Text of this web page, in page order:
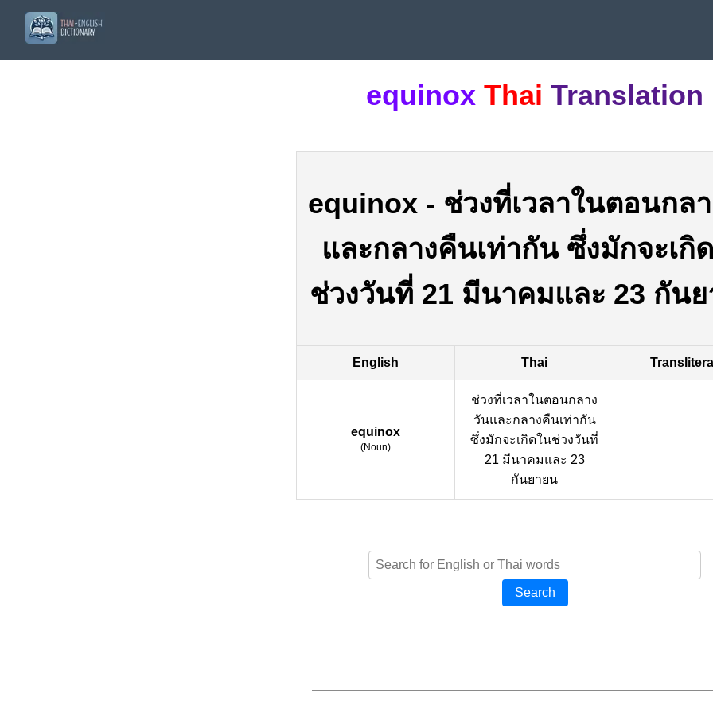
equinox Thai Translation
equinox - ช่วงที่เวลาในตอนกล
และกลางคืนเท่ากัน ซึ่งมักจะเกิ
ช่วงวันที่ 21 มีนาคมและ 23 กัน
English Thai
equinox
(Noun)
ช่วงที่เวลาในตอนกลาง
วันและกลางคืนเท่ากัน
ซึ่งมักจะเกิดในช่วงวันที่
21 มีนาคมและ 23
กันยายน
Search